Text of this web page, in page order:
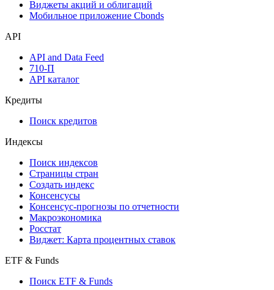
Виджеты акций и облигаций
Мобильное приложение Cbonds
API
API and Data Feed
710-П
API каталог
Кредиты
Поиск кредитов
Индексы
Поиск индексов
Страницы стран
Создать индекс
Консенсусы
Консенсус-прогнозы по отчетности
Макроэкономика
Росстат
Виджет: Карта процентных ставок
ETF & Funds
Поиск ETF & Funds